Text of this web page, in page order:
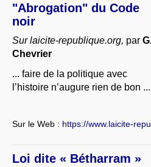
"Abrogation" du Code
noir
Sur laicite-republique.org, par
Chevrier
... faire de la politique avec
l’histoire n’augure rien de bon ...
Sur le Web : https://www.laicite-
Loi dite « Bétharram »